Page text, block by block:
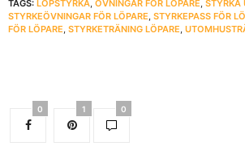
TAGS: LÖPSTYRKA, ÖVNINGAR FÖR LÖPARE, STYRKA
STYRKEÖVNINGAR FÖR LÖPARE, STYRKEPASS FÖR
FÖR LÖPARE, STYRKETRÄNING LÖPARE,
0 1 0